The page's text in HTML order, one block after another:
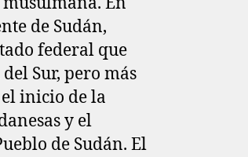
de Sudán,
federal que
Sur, pero más
inicio de la
y el
de Sudán. El